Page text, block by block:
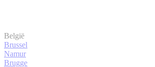
België
Brussel
Namur
Brugge